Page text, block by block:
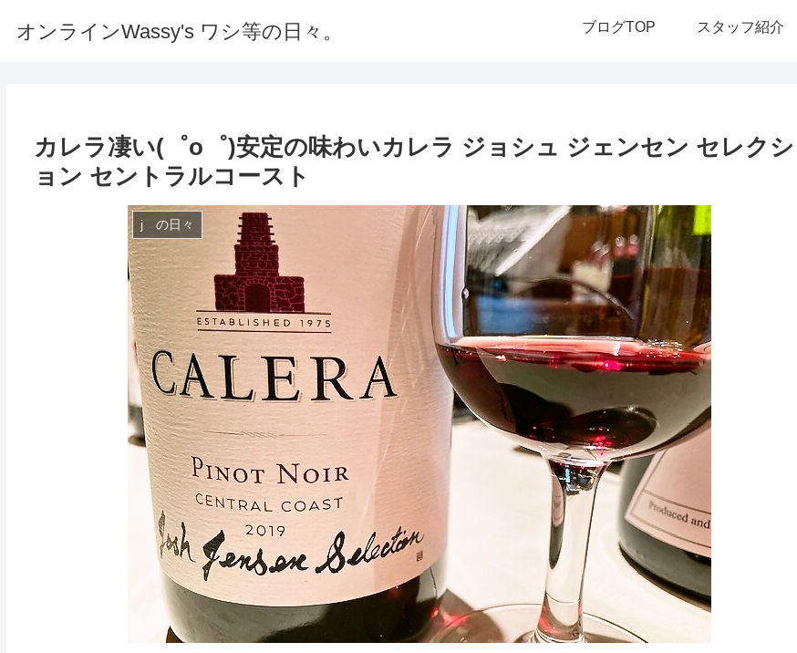
オンラインWassy's ワシ等の日々。 ブログTOP スタッフ紹介
カレラ凄い(゜o゜)安定の味わいカレラ ジョシュ ジェンセン セレクシ
ョン セントラルコースト
j の日々